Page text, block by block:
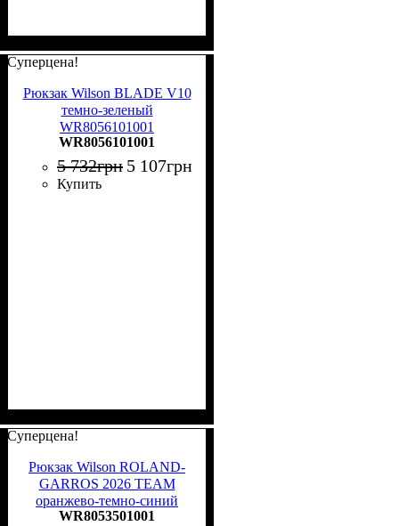
Суперцена!
Рюкзак Wilson BLADE V10
темно-зеленый
WR8056101001
WR8056101001
5 732грн 5 107грн
Купить
Суперцена!
Рюкзак Wilson ROLAND-
GARROS 2026 TEAM
оранжево-темно-синий
WR8053501001
WR8053501001